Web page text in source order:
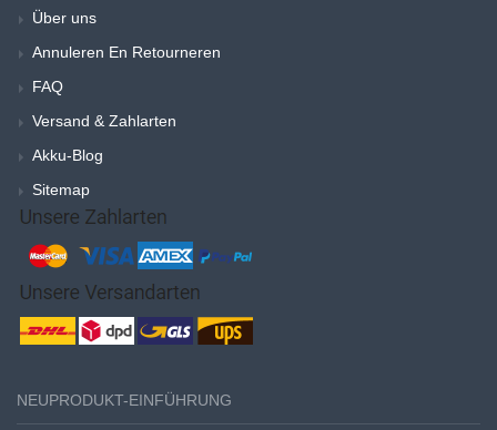
Über uns
Annuleren En Retourneren
FAQ
Versand & Zahlarten
Akku-Blog
Sitemap
NEUPRODUKT-EINFÜHRUNG